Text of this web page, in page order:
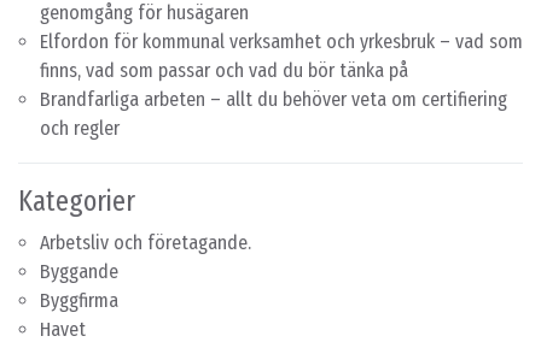
genomgång för husägaren
Elfordon för kommunal verksamhet och yrkesbruk – vad som
finns, vad som passar och vad du bör tänka på
Brandfarliga arbeten – allt du behöver veta om certifiering
och regler
Kategorier
Arbetsliv och företagande.
Byggande
Byggfirma
Havet